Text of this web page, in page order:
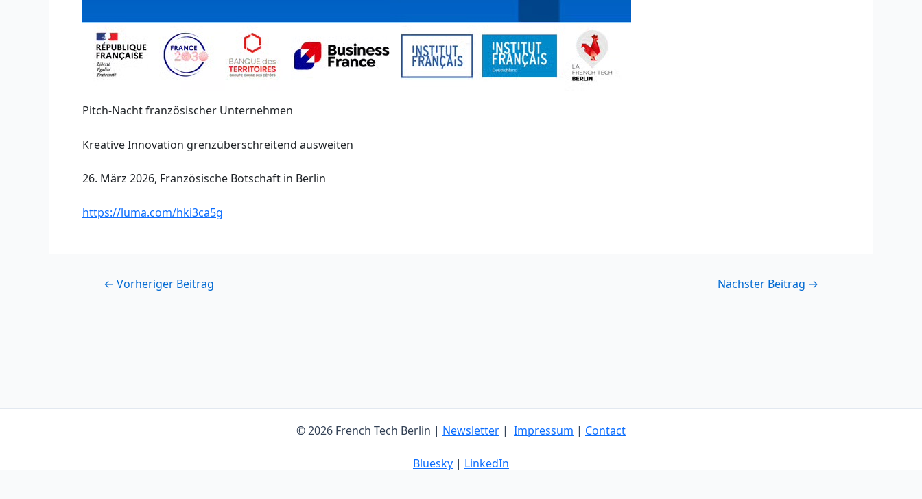
Pitch-Nacht französischer Unternehmen
Kreative Innovation grenzüberschreitend ausweiten
26. März 2026, Französische Botschaft in Berlin
https://luma.com/hki3ca5g
Post← Vorheriger Beitrag Nächster Beitrag →
© 2026 French Tech Berlin | Newsletter | Impressum | Contact
Bluesky | LinkedIn